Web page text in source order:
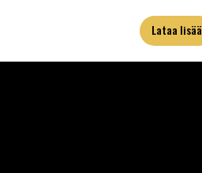
Lataa lisää